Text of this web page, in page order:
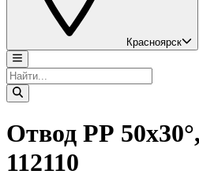
Красноярск
Отвод РР
112110